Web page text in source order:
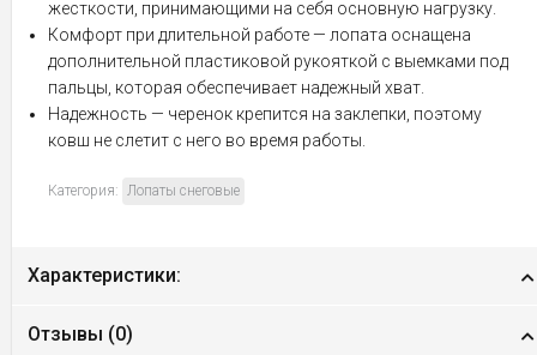
жесткости, принимающими на себя основную нагрузку.
Комфорт при длительной работе — лопата оснащена
дополнительной пластиковой рукояткой с выемками под
пальцы, которая обеспечивает надежный хват.
Надежность — черенок крепится на заклепки, поэтому
ковш не слетит с него во время работы.
Категория: Лопаты снеговые
Характеристики:
Отзывы (0)